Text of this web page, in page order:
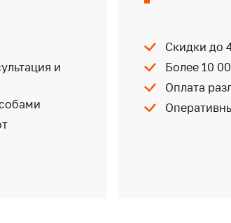
и
Скидки до
Более 10
Оплата